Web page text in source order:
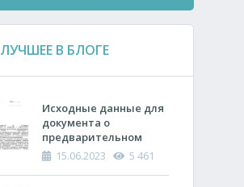
ЛУЧШЕЕ В БЛОГЕ
Исходные данные для
документа о
предварительном
планировании
15.06.2023 5 461